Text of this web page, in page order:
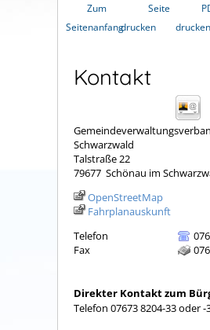
Zum
Seitenanfang
Seite
drucken
drucken
Kontakt
Schwarzwald
Talstraße 22
79677 Schönau im
OpenStreetMap
Fahrplanauskunft
Telefon
Fax
Direkter Kontakt zum
Telefon 07673 8204-33 oder -